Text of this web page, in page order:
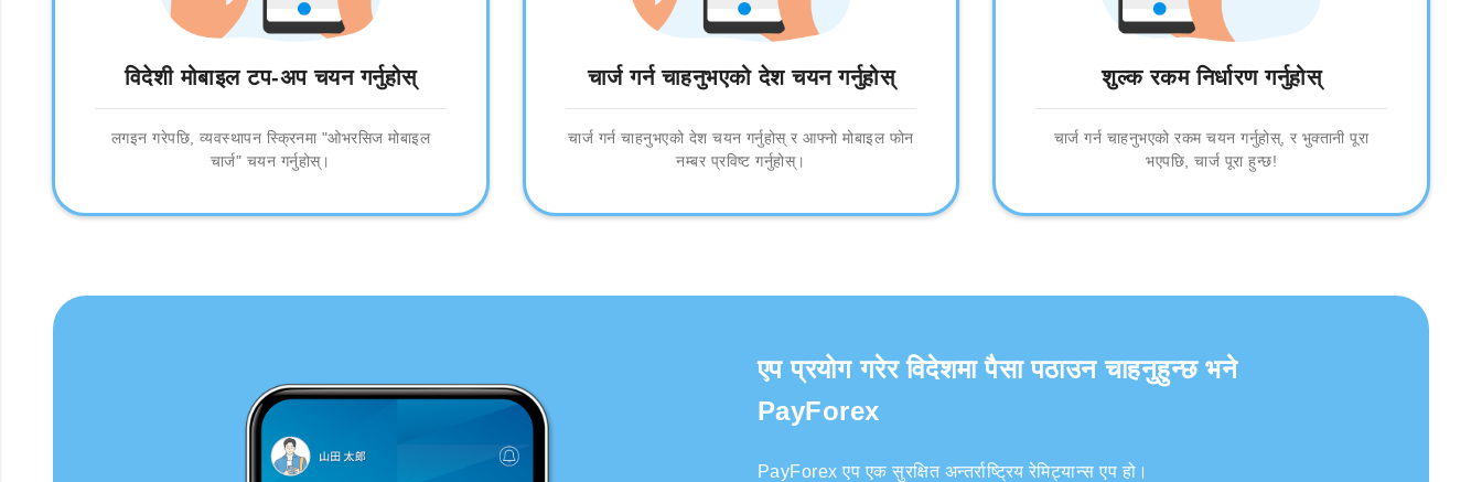
विदेशी मोबाइल टप-अप चयन गर्नुहोस्
लगइन गरेपछि, व्यवस्थापन स्क्रिनमा "ओभरसिज मोबाइल
चार्ज" चयन गर्नुहोस्।
चार्ज गर्न चाहनुभएको देश चयन गर्नुहोस्
चार्ज गर्न चाहनुभएको देश चयन गर्नुहोस् र आफ्नो मोबाइल फोन
नम्बर प्रविष्ट गर्नुहोस्।
शुल्क रकम निर्धारण गर्नुहोस्
चार्ज गर्न चाहनुभएको रकम चयन गर्नुहोस्, र भुक्तानी पूरा
भएपछि, चार्ज पूरा हुन्छ!
एप प्रयोग गरेर विदेशमा पैसा पठाउन चाहनुहुन्छ भने
PayForex
PayForex एप एक सुरक्षित अन्तर्राष्ट्रिय रेमिट्यान्स एप हो।